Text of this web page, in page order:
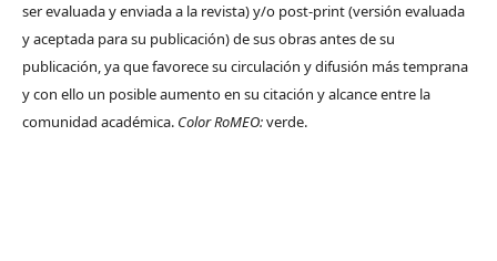
ser evaluada y enviada a la revista) y/o post-print (versión evaluada
y aceptada para su publicación) de sus obras antes de su
publicación, ya que favorece su circulación y difusión más temprana
y con ello un posible aumento en su citación y alcance entre la
comunidad académica. Color RoMEO:verde.